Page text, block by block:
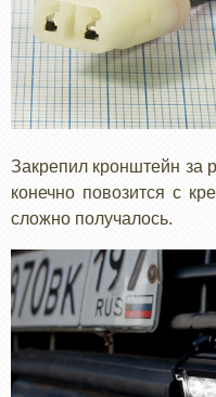
Закрепил кронштейн за
конечно повозится с
сложно получалось.